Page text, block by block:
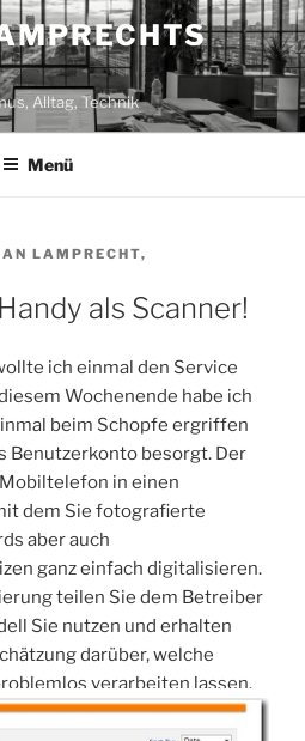
Alltag, Technik
Menü
LAMPRECHT,
als Scanner!
ich einmal den Service
Wochenende habe ich
beim Schopfe ergriffen
Benutzerkonto besorgt. Der
in einen
dem Sie fotografierte
aber auch
ganz einfach digitalisieren.
teilen Sie dem Betreiber
Sie nutzen und erhalten
darüber, welche
verarbeiten lassen.